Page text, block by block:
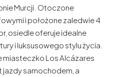
Murcji. Otoczone
i położone zaledwie 4
osiedle oferuje idealne
i luksusowego stylu życia.
miasteczko Los Alcázares
jazdy samochodem, a